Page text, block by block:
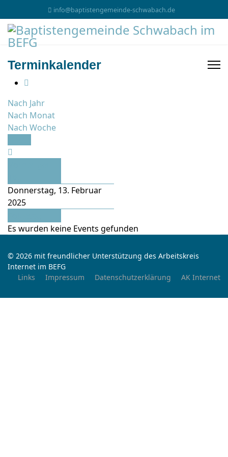
info@baptistengemeinde-schwabach.de
Terminkalender
Nach Jahr
Nach Monat
Nach Woche
Donnerstag, 13. Februar
2025
Es wurden keine Events gefunden
© 2026 mit freundlicher Unterstützung des Arbeitskreis
Internet im BEFG
Links
Impressum Datenschutzerklärung AK Internet